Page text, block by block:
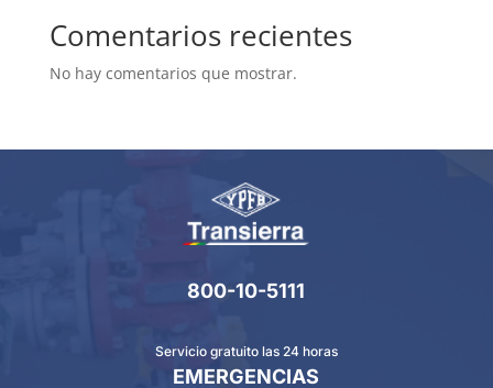
Comentarios recientes
No hay comentarios que mostrar.
800-10-5111
Servicio gratuito las 24 horas
EMERGENCIAS